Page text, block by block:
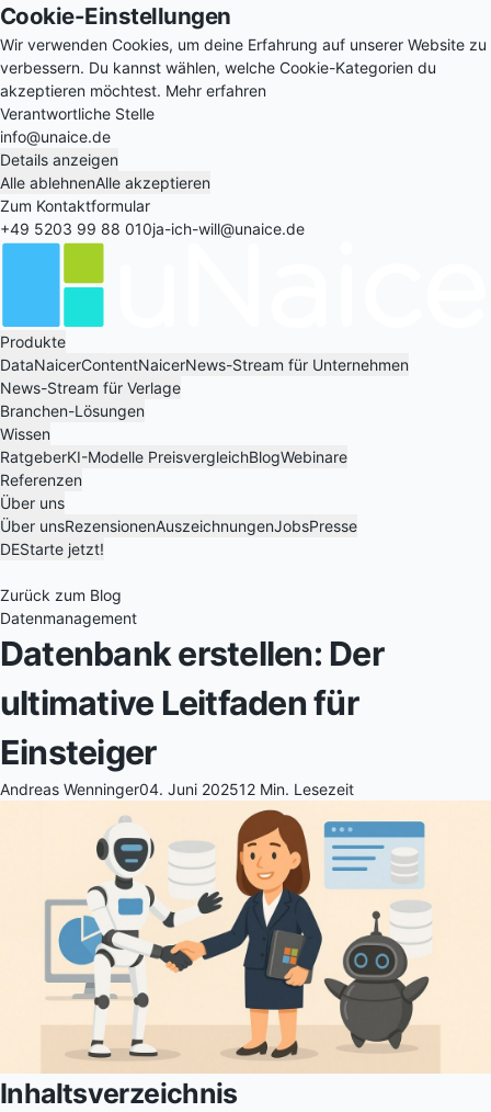
Cookie-Einstellungen
Wir verwenden Cookies, um deine Erfahrung auf unserer Website zu
verbessern. Du kannst wählen, welche Cookie-Kategorien du
akzeptieren möchtest. Mehr erfahren
Verantwortliche Stelle
info@unaice.de
Details anzeigen
Alle ablehnenAlle akzeptieren
Zum Kontaktformular
+49 5203 99 88 010ja-ich-will@unaice.de
Produkte
DataNaicerContentNaicerNews-Stream für Unternehmen
News-Stream für Verlage
Branchen-Lösungen
Wissen
RatgeberKI-Modelle PreisvergleichBlogWebinare
Referenzen
Über uns
Über unsRezensionenAuszeichnungenJobsPresse
DEStarte jetzt!
Zurück zum Blog
Datenmanagement
Datenbank erstellen: Der
ultimative Leitfaden für
Einsteiger
Andreas Wenninger04. Juni 202512 Min. Lesezeit
Inhaltsverzeichnis